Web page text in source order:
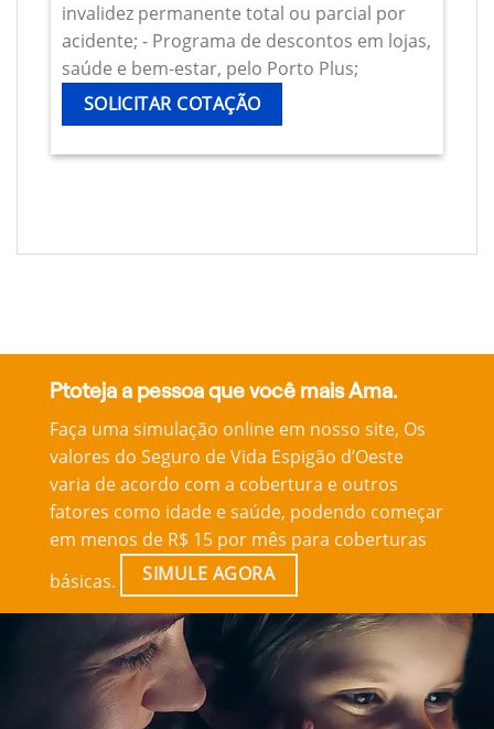
invalidez permanente total ou parcial por
acidente; - Programa de descontos em lojas,
saúde e bem-estar, pelo Porto Plus;
SOLICITAR COTAÇÃO
Ptoteja a pessoa que você mais Ama.
Faça uma simulação online em nosso site, Os
valores do Seguro de Vida Espigão d’Oeste
varia de acordo com a cobertura e outros
fatores como idade e saúde, podendo começar
em menos de R$ 15 por mês para coberturas
básicas.
SIMULE AGORA